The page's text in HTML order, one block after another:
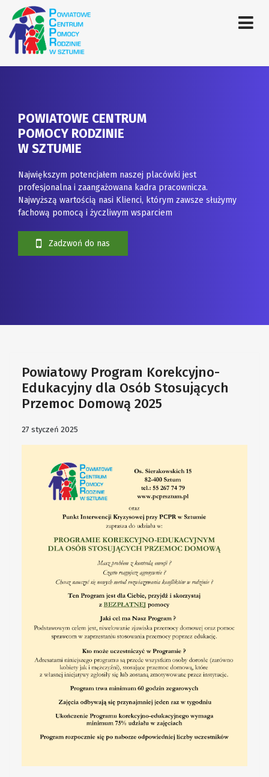
POWIATOWE CENTRUM
POMOCY RODZINIE
W SZTUMIE
Największym potencjałem naszej placówki jest
profesjonalna i zaangażowana kadra pracownicza.
Najwyższą wartością nasi Klienci, którym zawsze służymy
fachową pomocą i życzliwym wsparciem
Zadzwoń do nas
Powiatowy Program Korekcyjno-
Edukacyjny dla Osób Stosujących
Przemoc Domową 2025
27 styczeń 2025